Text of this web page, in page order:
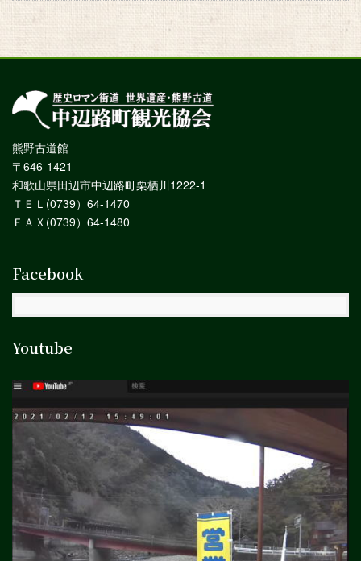
熊野古道館
〒646-1421
和歌山県田辺市中辺路町栗栖川1222-1
ＴＥＬ(0739）64-1470
ＦＡＸ(0739）64-1480
Facebook
Youtube